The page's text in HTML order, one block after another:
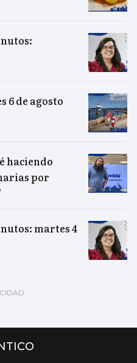
6 de agosto
haciendo
por
martes 4